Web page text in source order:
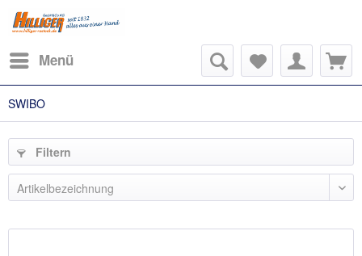
Menü
SWIBO
Filtern